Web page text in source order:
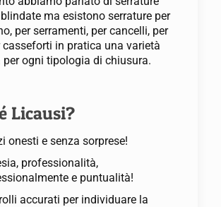
ma esistono serrature per
per serramenti, per cancelli, per
casseforti in pratica una varietà
ogni tipologia di chiusura.
Licausi?
onesti e senza sorprese!
professionalità,
e puntualità!
accurati per individuare la